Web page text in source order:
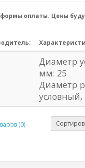
оплаты. Цены
Диаметр
мм: 25
Диаметр
(0)